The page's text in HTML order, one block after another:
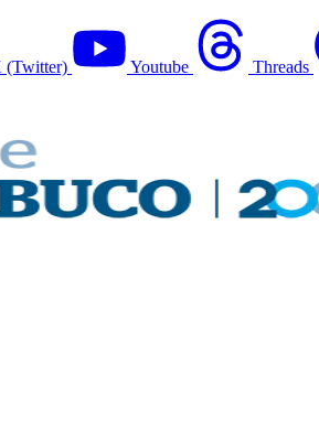
(Twitter) Youtube Threads